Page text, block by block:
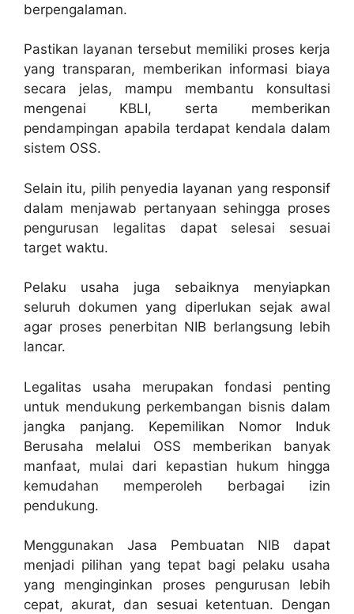
berpengalaman.
Pastikan layanan tersebut memiliki proses kerja
yang transparan, memberikan informasi biaya
secara jelas, mampu membantu konsultasi
mengenai KBLI, serta memberikan
pendampingan apabila terdapat kendala dalam
sistem OSS.
Selain itu, pilih penyedia layanan yang responsif
dalam menjawab pertanyaan sehingga proses
pengurusan legalitas dapat selesai sesuai
target waktu.
Pelaku usaha juga sebaiknya menyiapkan
seluruh dokumen yang diperlukan sejak awal
agar proses penerbitan NIB berlangsung lebih
lancar.
Legalitas usaha merupakan fondasi penting
untuk mendukung perkembangan bisnis dalam
jangka panjang. Kepemilikan Nomor Induk
Berusaha melalui OSS memberikan banyak
manfaat, mulai dari kepastian hukum hingga
kemudahan memperoleh berbagai izin
pendukung.
Menggunakan Jasa Pembuatan NIB dapat
menjadi pilihan yang tepat bagi pelaku usaha
yang menginginkan proses pengurusan lebih
cepat, akurat, dan sesuai ketentuan. Dengan